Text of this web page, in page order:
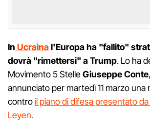
In Ucrainal'Europa ha "fallito"
dovrà "rimettersi" a Trump. Lo ha
Movimento 5 StelleGiuseppe Conte
annunciato per martedì 11 marzo una
controil piano di difesa presentato
Leyen.